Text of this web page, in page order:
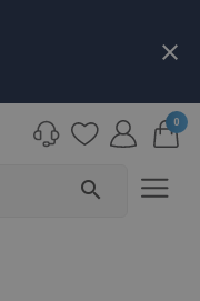
close
search
0